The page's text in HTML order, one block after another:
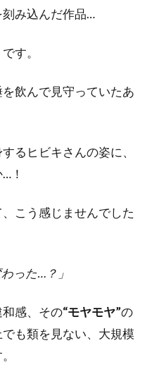
み込んだ作品…
です。
飲んで見守っていたあ
るヒビキさんの姿に、
！
こう感じませんでした
った…？」
感、その“モヤモヤ”の
も類を見ない、大規模